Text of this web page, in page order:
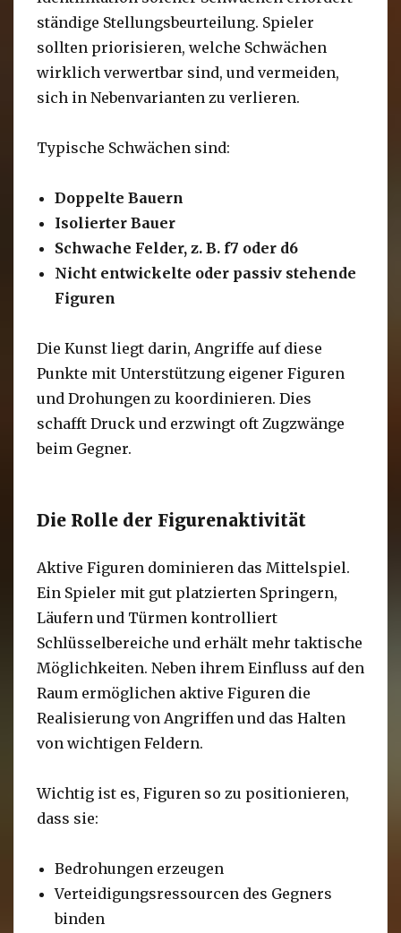
ständige Stellungsbeurteilung. Spieler
sollten priorisieren, welche Schwächen
wirklich verwertbar sind, und vermeiden,
sich in Nebenvarianten zu verlieren.
Typische Schwächen sind:
Doppelte Bauern
Isolierter Bauer
Schwache Felder, z. B. f7 oder d6
Nicht entwickelte oder passiv stehende
Figuren
Die Kunst liegt darin, Angriffe auf diese
Punkte mit Unterstützung eigener Figuren
und Drohungen zu koordinieren. Dies
schafft Druck und erzwingt oft Zugzwänge
beim Gegner.
Die Rolle der Figurenaktivität
Aktive Figuren dominieren das Mittelspiel.
Ein Spieler mit gut platzierten Springern,
Läufern und Türmen kontrolliert
Schlüsselbereiche und erhält mehr taktische
Möglichkeiten. Neben ihrem Einfluss auf den
Raum ermöglichen aktive Figuren die
Realisierung von Angriffen und das Halten
von wichtigen Feldern.
Wichtig ist es, Figuren so zu positionieren,
dass sie:
Bedrohungen erzeugen
Verteidigungsressourcen des Gegners
binden